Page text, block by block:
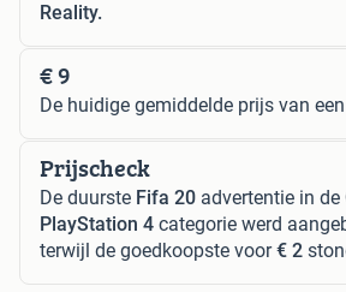
Reality.
€ 9
De huidige gemiddelde prijs van een
Prijscheck
De duurste Fifa 20 advertentie in de
PlayStation 4 categorie werd
terwijl de goedkoopste voor€ 2